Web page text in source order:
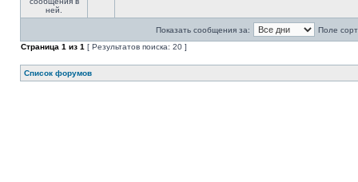
Показать сообщения за:
Поле
Страница 1 из 1 [ Результатов поиска: 20 ]
Список форумов